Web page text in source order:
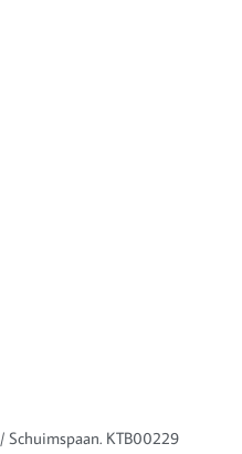
/ Schuimspaan. KTB00229